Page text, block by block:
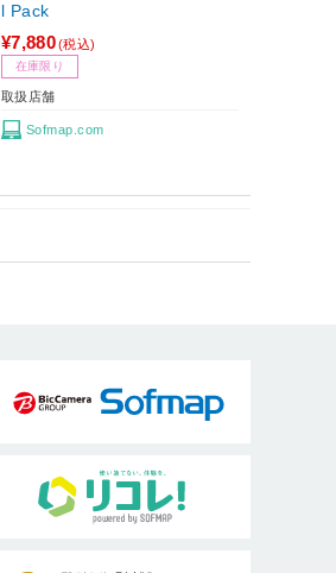
l Pack
¥7,880(税込)
在庫限り
取扱店舗
Sofmap.com